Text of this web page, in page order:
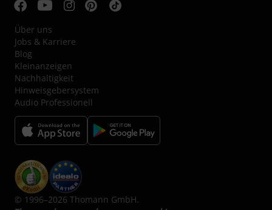
Über uns
Jobs & Karriere
Blog
Kleinanzeigen
Nachhaltigkeit
Hinweisgebersystem
Audio Professionell
© 1996–2026 Thomann GmbH.